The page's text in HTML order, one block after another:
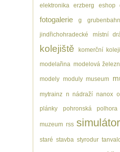
elektronika erzberg eshop
fotogalerie g
jindřichohradecké místní
kolejiště komerční
modelařina modelová
modely moduly museum
mytrainz n nádraží nanox
plánky pohronská polhora
muzeum rss
staré stavba styrodur